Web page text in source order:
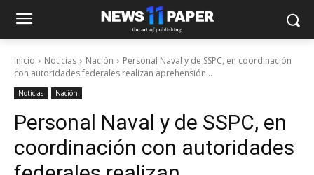
Inicio Noticias Nación
Personal Naval y de SSPC, en coordinación
con autoridades federales realizan aprehensión...
Noticias Nación
Personal Naval y de SSPC, en
coordinación con autoridades